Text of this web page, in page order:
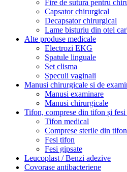
Fire de sutura pentru
Capsator chirurgical
Decapsator chirurgical
Lame bisturiu din otel
Alte produse medicale
Electrozi EKG
Spatule linguale
Set clisma
Speculi vaginali
Manusi chirurgicale si de
Manusi examinare
Manusi chirurgicale
Tifon, comprese din tifon și fesi
Tifon medical
Comprese sterile din tifon
Fesi tifon
Fesi gipsate
Leucoplast / Benzi adezive
Covorase antibacteriene